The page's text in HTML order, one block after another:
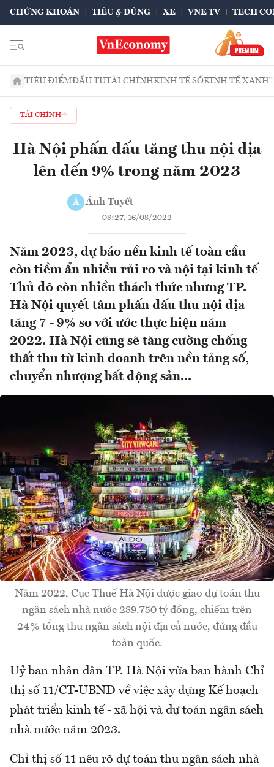
CHỨNG KHOÁN TIÊU & DÙNG XE VNE TV TECH
TIÊU ĐIỂMĐẦU TƯTÀI CHÍNHKINH TẾ SỐKINH TẾ XANH
TÀI CHÍNH
Hà Nội phấn đấu tăng thu nội địa
lên đến 9% trong năm 2023
Á Ánh Tuyết
08:27, 16/08/2022
Năm 2023, dự báo nền kinh tế toàn cầu
còn tiềm ẩn nhiều rủi ro và nội tại kinh tế
Thủ đô còn nhiều thách thức nhưng TP.
Hà Nội quyết tâm phấn đấu thu nội địa
tăng 7 - 9% so với ước thực hiện năm
2022. Hà Nội cũng sẽ tăng cường chống
thất thu từ kinh doanh trên nền tảng số,
chuyển nhượng bất động sản...
Năm 2022, Cục Thuế Hà Nội được giao dự toán thu
ngân sách nhà nước 289.750 tỷ đồng, chiếm trên
24% tổng thu ngân sách nội địa cả nước, đứng đầu
toàn quốc.
Uỷ ban nhân dân TP. Hà Nội vừa ban hành Chỉ
thị số 11/CT-UBND về việc xây dựng Kế hoạch
phát triển kinh tế - xã hội và dự toán ngân sách
nhà nước năm 2023.
Chỉ thị số 11 nêu rõ dự toán thu ngân sách nhà